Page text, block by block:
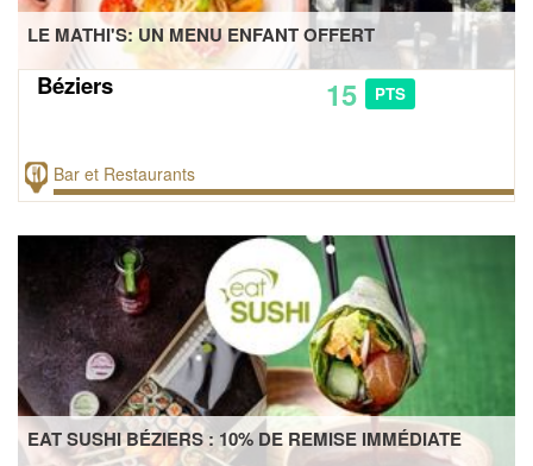
LE MATHI'S: UN MENU ENFANT OFFERT
Béziers 15 PTS
Bar et Restaurants
EAT SUSHI BÉZIERS : 10% DE REMISE IMMÉDIATE